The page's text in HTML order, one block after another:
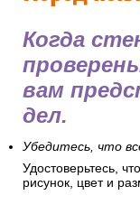
Когда
вам
дел.
Убедитесь, что
Удостоверьтесь,
рисунок, цвет и